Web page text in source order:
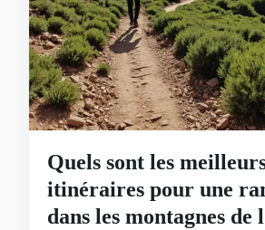
Quels sont les
itinéraires pour une
dans les montagnes de